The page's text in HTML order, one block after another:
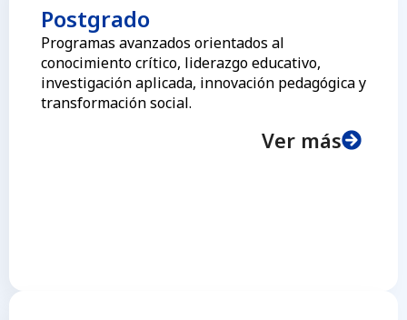
Postgrado
Programas avanzados orientados al
conocimiento crítico, liderazgo educativo,
investigación aplicada, innovación pedagógica y
transformación social.
Ver más